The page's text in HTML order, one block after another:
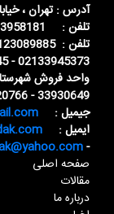
آدرس : تهران ،
تلفن : 02133958181 - 02133958182
تلفن : 09123089885 -09123089175 -02133952940 -
02133945373 - 02133919845
واحد فروش شهرستان : 09123089504-
33930649 - 33920766 - 36614155 - 36614139 - 33920765
جیمیل :
ایمیل :
-
صفحه اصلی
مقالات
درباره ما